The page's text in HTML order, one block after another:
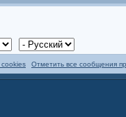
cookies Отметить все сообщения